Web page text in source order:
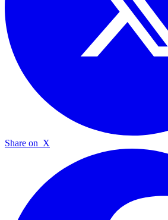
Share on X